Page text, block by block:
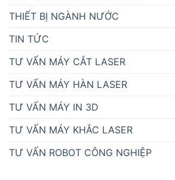
THIẾT BỊ NGÀNH NƯỚC
TIN TỨC
TƯ VẤN MÁY CẮT LASER
TƯ VẤN MÁY HÀN LASER
TƯ VẤN MÁY IN 3D
TƯ VẤN MÁY KHẮC LASER
TƯ VẤN ROBOT CÔNG NGHIỆP